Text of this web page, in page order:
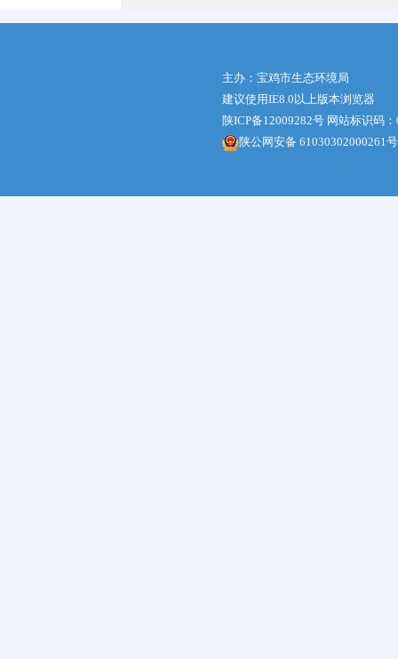
主办：宝鸡市生态环境局
建议使用IE8.0以上版本浏览器
陕ICP备12009282号 网站标识码
陕公网安备 61030302000261号